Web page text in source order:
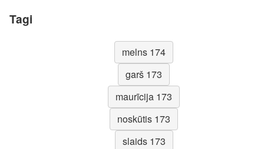
Tagi
melns 174
garš 173
maurīcija 173
noskūtis 173
slaids 173